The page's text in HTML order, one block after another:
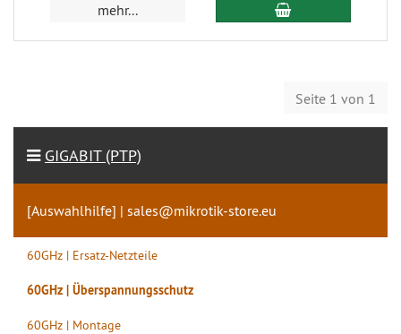
mehr...
Seite 1 von 1
GIGABIT (PTP)
[Auswahlhilfe] | sales@mikrotik-store.eu
60GHz | Ersatz-Netzteile
60GHz | Überspannungsschutz
60GHz | Montage